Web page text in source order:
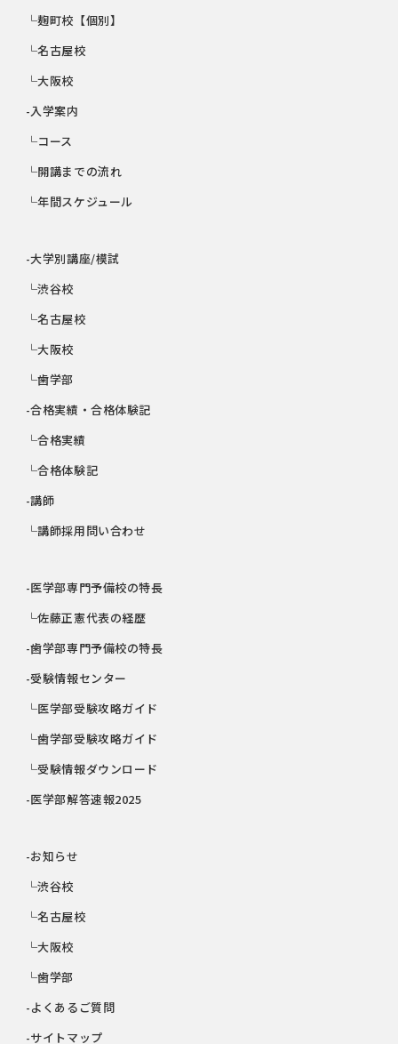
└麹町校【個別】
└名古屋校
└大阪校
-入学案内
└コース
└開講までの流れ
└年間スケジュール
-大学別講座/模試
└渋谷校
└名古屋校
└大阪校
└歯学部
-合格実績・合格体験記
└合格実績
└合格体験記
-講師
└講師採用問い合わせ
-医学部専門予備校の特長
└佐藤正憲代表の経歴
-歯学部専門予備校の特長
-受験情報センター
└医学部受験攻略ガイド
└歯学部受験攻略ガイド
└受験情報ダウンロード
-医学部解答速報2025
-お知らせ
└渋谷校
└名古屋校
└大阪校
└歯学部
-よくあるご質問
-サイトマップ